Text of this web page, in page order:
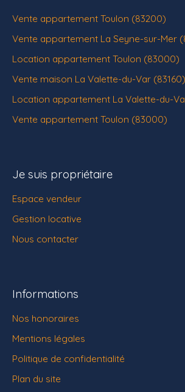
Vente appartement Toulon (83200)
Vente appartement La Seyne-sur-Mer
Location appartement Toulon (83000)
Vente maison La Valette-du-Var (83160)
Location appartement La Valette-du-
Vente appartement Toulon (83000)
Je suis propriétaire
Espace vendeur
Gestion locative
Nous contacter
Informations
Nos honoraires
Mentions légales
Politique de confidentialité
Plan du site